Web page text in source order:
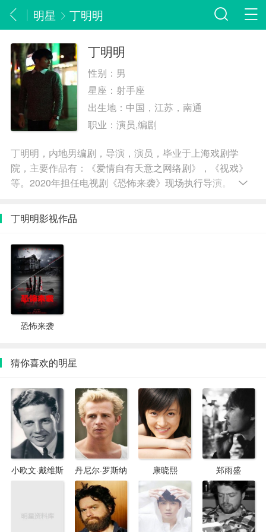
明星 丁明明
丁明明
性别： 男
星座： 射手座
出生地： 中国，江苏，南通
职业：演员,编剧
丁明明，内地男编剧，导演，演员，毕业于上海戏剧学
院，主要作品有：《爱情自有天意之网络剧》，《视戏》
等。2020年担任电视剧《恐怖来袭》现场执行导演。
丁明明影视作品
恐怖来袭
猜你喜欢的明星
小欧文·戴维斯 丹尼尔·罗斯纳 康晓熙 郑雨盛